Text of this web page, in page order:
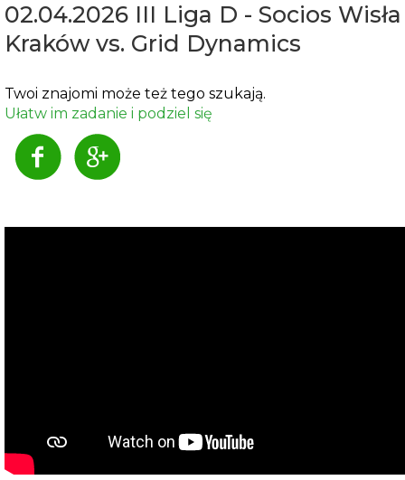
02.04.2026 III Liga D - Socios Wisła
Kraków vs. Grid Dynamics
Twoi znajomi może też tego szukają.
Ułatw im zadanie i podziel się